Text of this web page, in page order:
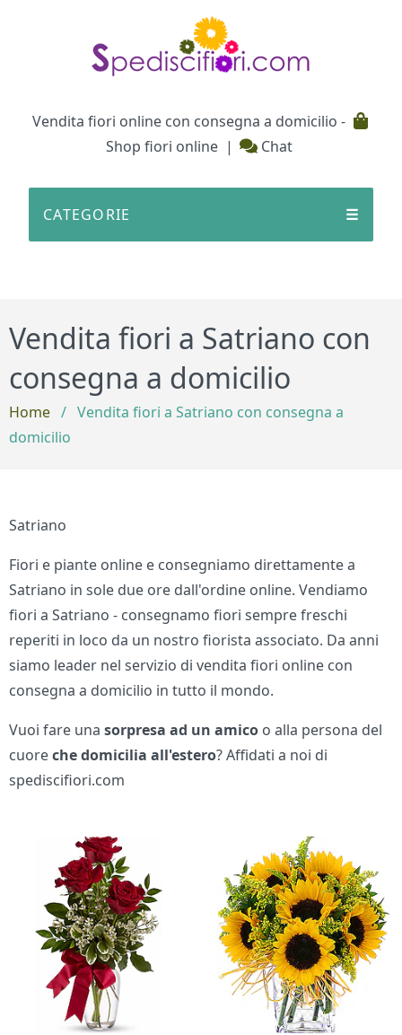
Vendita fiori online con consegna a domicilio -
Shop fiori online | Chat
CATEGORIE ☰
Vendita fiori a Satriano con
consegna a domicilio
Home / Vendita fiori a Satriano con consegna a
domicilio
Satriano
Fiori e piante online e consegniamo direttamente a
Satriano in sole due ore dall'ordine online. Vendiamo
fiori a Satriano - consegnamo fiori sempre freschi
reperiti in loco da un nostro fiorista associato. Da anni
siamo leader nel servizio di vendita fiori online con
consegna a domicilio in tutto il mondo.
Vuoi fare unasorpresa ad un amico o alla persona del
cuoreche domicilia all'estero? Affidati a noi di
spediscifiori.com
Bouquet di fiori